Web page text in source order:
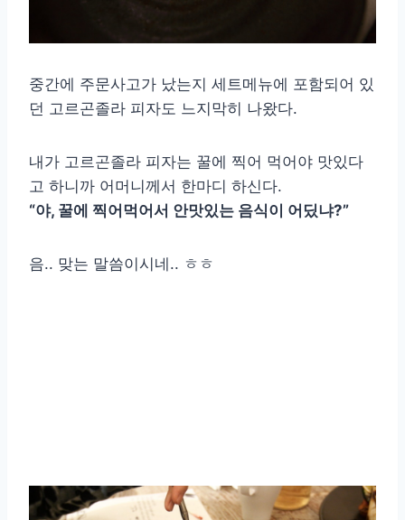
중간에 주문사고가 났는지 세트메뉴에 포함되어 있
던 고르곤졸라 피자도 느지막히 나왔다.
내가 고르곤졸라 피자는 꿀에 찍어 먹어야 맛있다
고 하니까 어머니께서 한마디 하신다.
“야, 꿀에 찍어먹어서 안맛있는 음식이 어딨냐?”
음.. 맞는 말씀이시네.. ㅎㅎ